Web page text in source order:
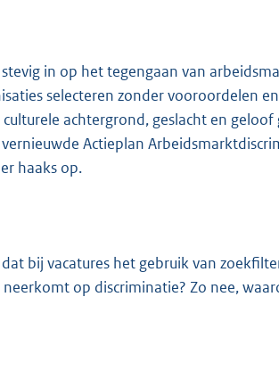
in op het tegengaan van
selecteren zonder vooroordelen
achtergrond, geslacht en
Actieplan
haaks op.
bij vacatures het gebruik van
op discriminatie? Zo nee,